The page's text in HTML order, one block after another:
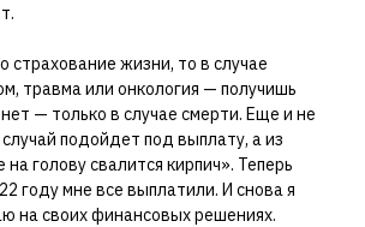
страхование жизни, то в случае
травма или онкология — получишь
— только в случае смерти. Еще и не
подойдет под выплату, а из
голову свалится кирпич». Теперь
году мне все выплатили. И снова я
на своих финансовых решениях.